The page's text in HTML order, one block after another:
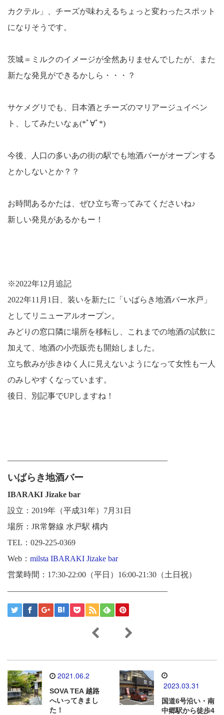
カクテル」、チーズが味わえるちょっと変わったスポット
になりそうです。
茨城＝ミルクのイメージが全然ありませんでしたが、また
新たな発見ができるかしら・・・？
サケメグリでも、日本酒とチーズのマリアージュイベン
ト、してみたいなぁ(*ﾟ∀ﾟ *)
今後、人口の多いあの街の駅でも地酒バーがオープンする
とかしないとか？？
お時間あるかたは、ぜひ立ち寄ってみてくださいね♪
新しい発見があるかもー！
※2022年12月追記
2022年11月1日、装いを新たに「いばらき地酒バー水戸」
としてリニューアルオープン。
みどりの窓口隣に場所を移転し、これまでの地酒の試飲に
加えて、地酒の小売販売も開始しました。
立ち飲みが歩きゆく人に見えないようになって女性も一人
のみしやすくなっています。
後日、別記事でUPしますね！
――――――――――――――――――――
いばらき地酒バー
IBARAKI Jizake bar
設立：2019年（平成31年）7月31日
場所：JR常磐線 水戸駅 構内
TEL：029-225-0369
Web： milsta IBARAKI Jizake bar
営業時間：17:30-22:00（平日）16:00-21:30（土日祝）
――――――――――――――――――――
2021.06.2
SOVA TEA 越路
へいってきまし
た！
2023.03.31
国道6号沿い・南
中郷駅から徒歩4